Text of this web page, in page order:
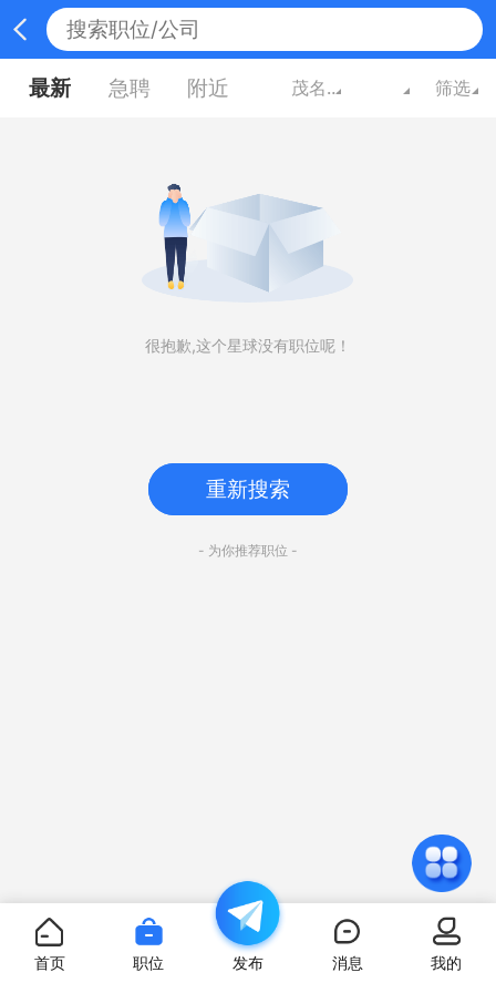
最新 急聘 附近 茂名广东 筛选
很抱歉,这个星球没有职位呢！
重新搜索
- 为你推荐职位 -
首页 职位 发布 消息 我的